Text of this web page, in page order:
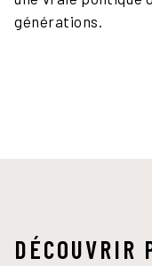
générations.
DÉCOUVRIR